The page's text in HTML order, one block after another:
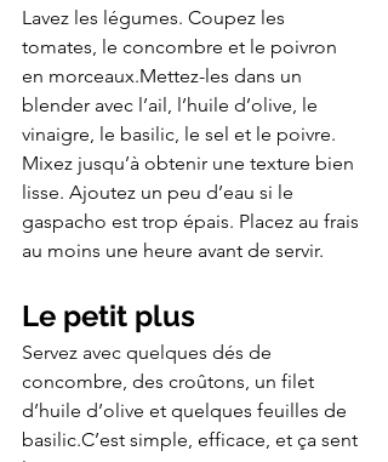
Lavez les légumes. Coupez les
tomates, le concombre et le poivron
en morceaux.Mettez-les dans un
blender avec l’ail, l’huile d’olive, le
vinaigre, le basilic, le sel et le poivre.
Mixez jusqu’à obtenir une texture bien
lisse. Ajoutez un peu d’eau si le
gaspacho est trop épais. Placez au frais
au moins une heure avant de servir.
Le petit plus
Servez avec quelques dés de
concombre, des croûtons, un filet
d’huile d’olive et quelques feuilles de
basilic.C’est simple, efficace, et ça sent